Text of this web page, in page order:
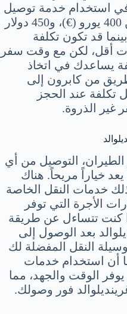
استخدام خدمة توصيل
خاصة، فقد تتراوح التكلفة بين 400 يورو (€)، و450 دولار
بينما قد تكون تكلفة
أقل، لكن مع وقت سفر
يساعدك في اتخاذ
من كابرون إلى
تكلفة عند الحجز
غير الذروة.
التوصيل من أي
خياراً مريحاً. هناك
خدمات النقل الخاصة
الأجرة التي توفر
كنت تتساءل عن طريقة
بعد الوصول إلى
النقل المفضلة لك
أن استخدام خدمات
الوقت والجهد، مما
فور وصولك.